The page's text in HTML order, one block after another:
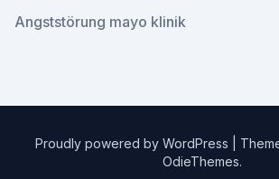
Angststörung mayo klinik
Proudly powered by WordPress
OdieThemes.